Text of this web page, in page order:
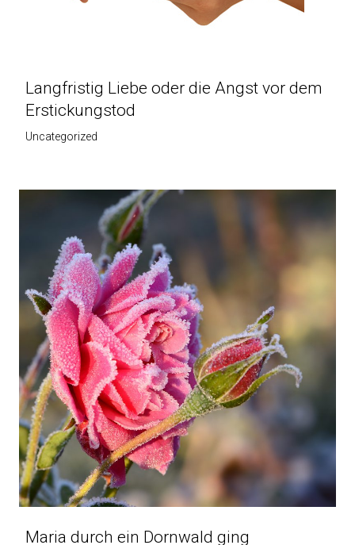
Langfristig Liebe oder die Angst vor dem
Erstickungstod
Uncategorized
Maria durch ein Dornwald ging